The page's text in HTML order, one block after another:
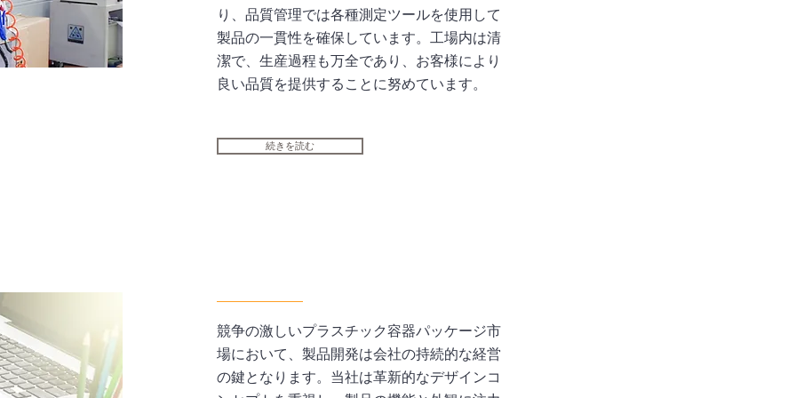
り、品質管理では各種測定ツールを使用して
製品の一貫性を確保しています。工場内は清
潔で、生産過程も万全であり、お客様により
良い品質を提供することに努めています。
続きを読む
競争の激しいプラスチック容器パッケージ市
場において、製品開発は会社の持続的な経営
の鍵となります。当社は革新的なデザインコ